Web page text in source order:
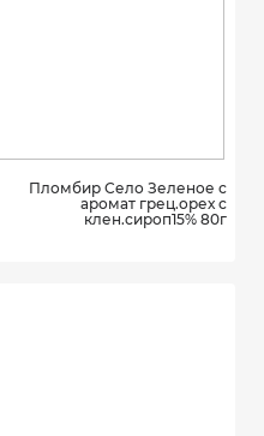
Пломбир Село Зеленое с
аромат грец.орех с
клен.сироп15% 80г